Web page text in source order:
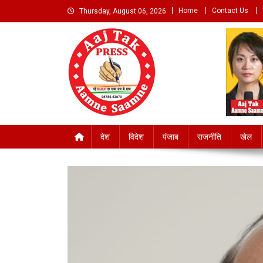
to
Thursday, August 06, 2026 Home Contact Us
Aaj Tak Aamne
देश विदेश पंजाब राजनीति खेल